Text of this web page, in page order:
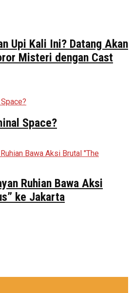
Upi Kali Ini? Datang Akan
Misteri dengan Cast
Space?
Ruhian Bawa Aksi
ke Jakarta